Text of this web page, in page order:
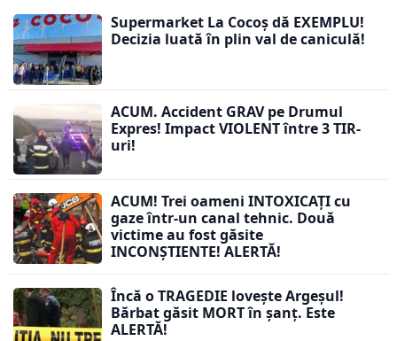
Supermarket La Cocoș dă EXEMPLU!
Decizia luată în plin val de caniculă!
ACUM. Accident GRAV pe Drumul
Expres! Impact VIOLENT între 3 TIR-
uri!
ACUM! Trei oameni INTOXICAȚI cu
gaze într-un canal tehnic. Două
victime au fost găsite
INCONȘTIENTE! ALERTĂ!
Încă o TRAGEDIE lovește Argeșul!
Bărbat găsit MORT în șanț. Este
ALERTĂ!